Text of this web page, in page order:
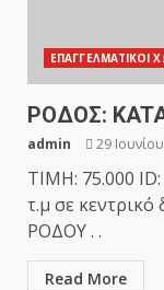
ΕΠΑΓΓΕΛΜΑΤΙΚΟΙ
ΡΟΔΟΣ:
admin 29
ΤΙΜΗ: 75.000
τ.μ σε
ΡΟΔΟΥ . .
Read More